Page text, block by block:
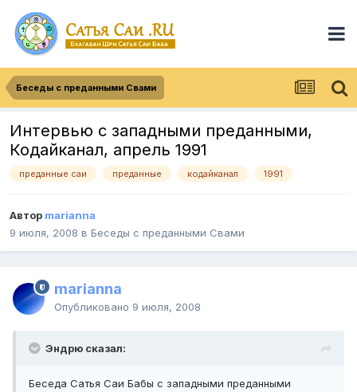
Беседы с преданными Свами
Интервью с западными преданными,
Кодайканал, апрель 1991
преданные саи преданные кодайканал 1991
Автор marianna
9 июля, 2008 в Беседы с преданными Свами
marianna
Опубликовано 9 июля, 2008
Эндрю сказал:
Беседа Сатья Саи Бабы с западными преданными